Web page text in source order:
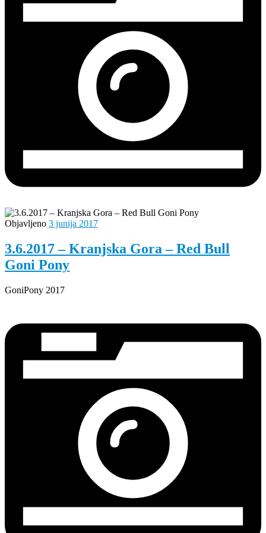
Objavljeno 3 junija 2017
3.6.2017 – Kranjska Gora – Red Bull
Goni Pony
GoniPony 2017